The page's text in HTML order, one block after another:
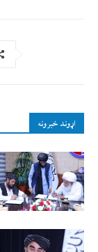
اړوند خبرونه